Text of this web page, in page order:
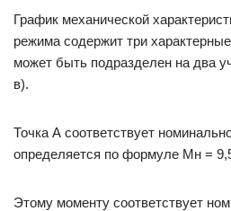
График механической
режима содержит три
может быть подразделен на два
в).
Точка А соответствует
определяется по формуле Мн =
Этому моменту соответствует